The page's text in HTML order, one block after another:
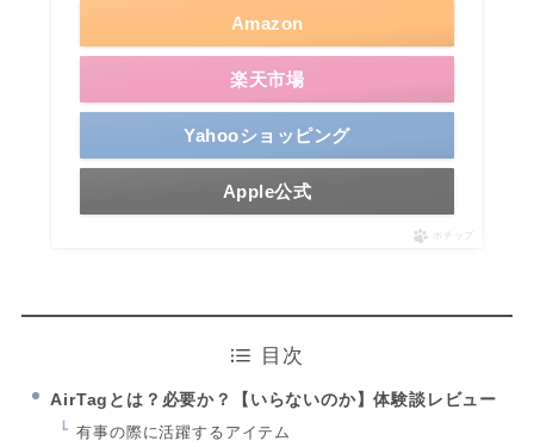
Amazon
楽天市場
Yahooショッピング
Apple公式
ポチップ
目次
AirTagとは？必要か？【いらないのか】体験談レビュー
有事の際に活躍するアイテム